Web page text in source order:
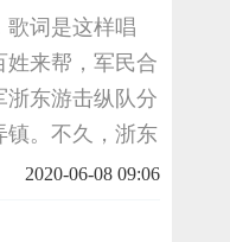
歌词是这样唱
姓来帮，军民合
浙东游击纵队分
镇。不久，浙东
，梁弄镇成为浙
2020-06-08 09:06